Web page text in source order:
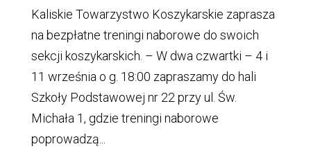
Kaliskie Towarzystwo Koszykarskie zaprasza
na bezpłatne treningi naborowe do swoich
sekcji koszykarskich. – W dwa czwartki – 4 i
11 września o g. 18:00 zapraszamy do hali
Szkoły Podstawowej nr 22 przy ul. Św.
Michała 1, gdzie treningi naborowe
poprowadzą...